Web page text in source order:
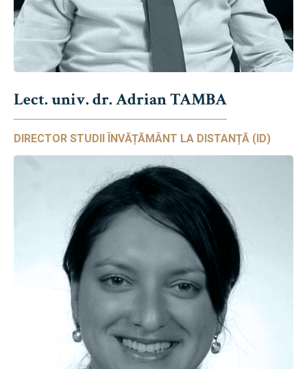
Lect. univ. dr. Adrian TAMBA
DIRECTOR STUDII ÎNVĂȚĂMÂNT LA DISTANȚĂ (ID)